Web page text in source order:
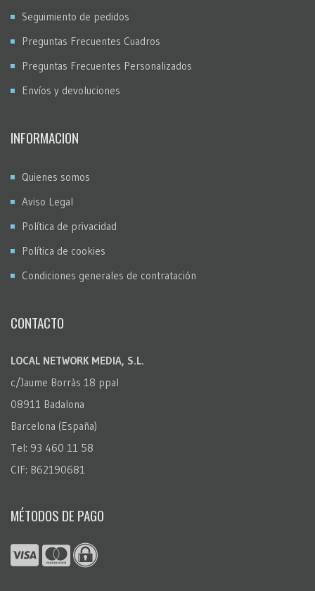
Seguimiento de pedidos
Preguntas Frecuentes Cuadros
Preguntas Frecuentes Personalizados
Envíos y devoluciones
INFORMACION
Quienes somos
Aviso Legal
Política de privacidad
Política de cookies
Condiciones generales de contratación
CONTACTO
LOCAL NETWORK MEDIA, S.L.
c/Jaume Borràs 18 ppal
08911 Badalona
Barcelona (España)
Tel: 93 460 11 58
CIF: B62190681
MÉTODOS DE PAGO